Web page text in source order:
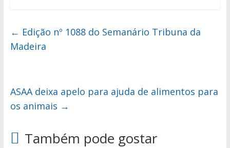
← Edição nº 1088 do Semanário Tribuna da
Madeira
ASAA deixa apelo para ajuda de alimentos para
os animais →
Também pode gostar